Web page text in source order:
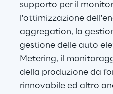
supporto per il
l'ottimizzazione
aggregation, la
gestione delle auto
Metering, il
della produzione da
rinnovabile ed altro